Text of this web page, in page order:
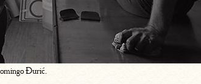
Đurić.